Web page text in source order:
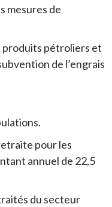
mesures de
produits pétroliers et
de l’engrais
pour les
annuel de 22,5
du secteur